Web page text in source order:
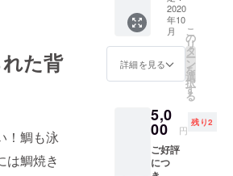
た背
！鯛も泳
は鯛焼き
（特Aサ
イズ6
粒）
（冷
凍） 1
解凍、
もしく
で温め
てお召
ジョン
です！
前回よ
りふっ
くらと
した
(前作よ
り、金
属の重
量が増
えた分
2020
年10
月
詳細を見る
こ
の
リ
タ
ー
ン
を
選
択
す
る
5,0
00 円
残り2
ご好評
につ